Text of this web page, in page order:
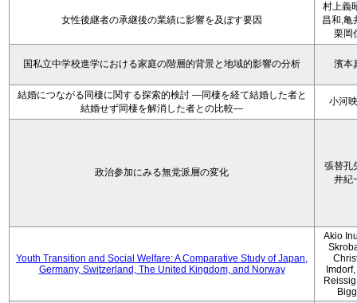
女性後継者の承継後の業績に影響を及ぼす要因
村上義
昌和,亀
栗岡
国私立中学校進学における家庭の階層的背景と地域的影響の分析 濱本
結婚につながる同棲に関する探索的検討 ―同棲を経て結婚した者と
結婚せず同棲を解消した者との比較―
小河
政治参加にみる無党派層の変化
張替孔
井紀
Youth Transition and Social Welfare: A Comparative Study of Japan,
Germany, Switzerland, The United Kingdom, and Norway
Akio